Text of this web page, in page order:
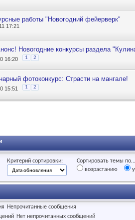
работы "Новогодний фейерверк"
17:21
Новогодние конкурсы раздела
16:20 1 2
фотоконкурс: Страсти на мангале!
15:51 1 2
Критерий сортировки:
Сортировать темы по...
возрастанию
Непрочитанные сообщения
Нет непрочитанных сообщений